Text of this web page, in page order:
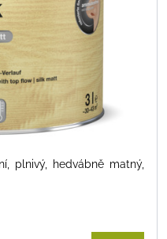
plnivý, hedvábně matný,